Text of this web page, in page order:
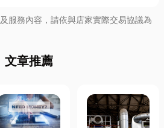
服務內容，請依與店家實際交易協議為
文章推薦